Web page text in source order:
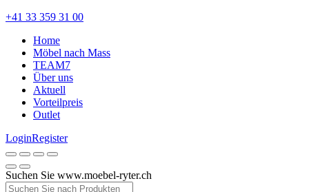
+41 33 359 31 00
Home
Möbel nach Mass
TEAM7
Über uns
Aktuell
Vorteilpreis
Outlet
LoginRegister
Suchen Sie www.moebel-ryter.ch